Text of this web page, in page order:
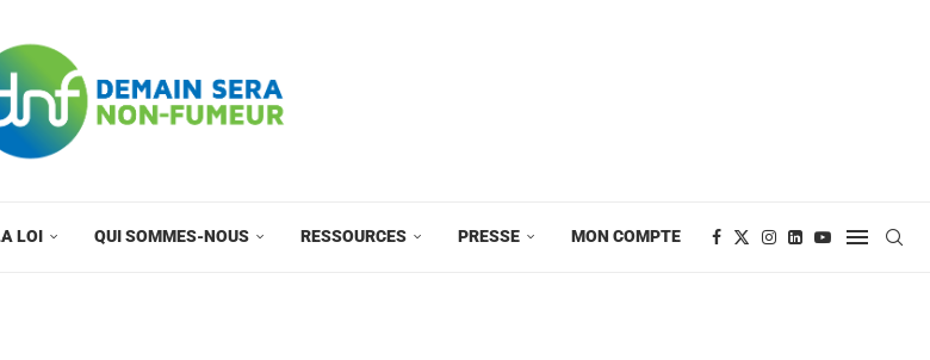
LOI QUI SOMMES-NOUS RESSOURCES PRESSE MON COMPTE